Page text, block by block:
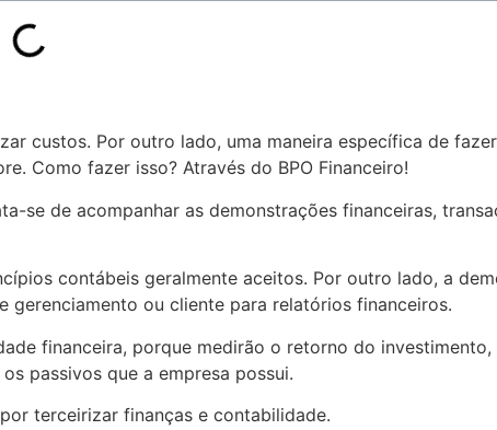
custos. Por outro lado, uma maneira específica de
Como fazer isso? Através do BPO Financeiro!
se de acompanhar as demonstrações financeiras,
contábeis geralmente aceitos. Por outro lado, a
gerenciamento ou cliente para relatórios financeiros.
financeira, porque medirão o retorno do
passivos que a empresa possui.
terceirizar finanças e contabilidade.